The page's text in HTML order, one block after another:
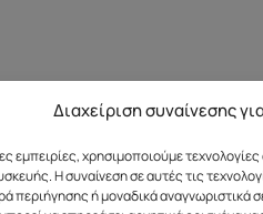
Διαχείριση συναίνεσης
εμπειρίες, χρησιμοποιούμε
Η συναίνεση σε αυτές τις
ή μοναδικά αναγνωριστικά